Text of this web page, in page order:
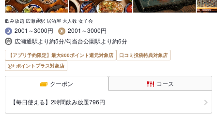
飲み放題 広瀬通駅 居酒屋 大人数 女子会
2001～3000円
2001～3000円
広瀬通駅より約5分/勾当台公園駅より約6分
【アプリ予約限定】最大800ポイント還元対象店
口コミ投稿特典対象店
ポイントプラス対象店
クーポン コース
【毎日使える】2時間飲み放題796円